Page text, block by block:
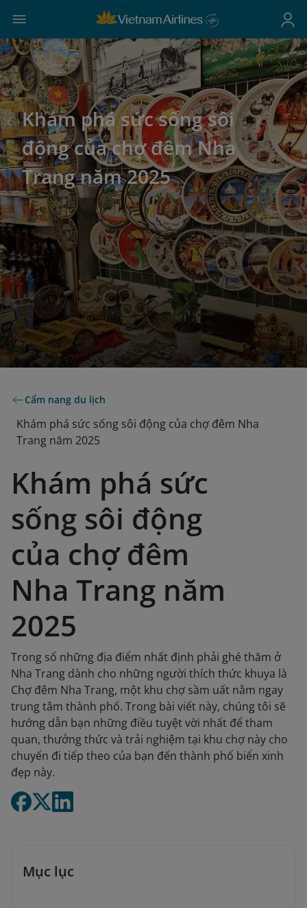
Khám phá sức sống sôi
động của chợ đêm Nha
Trang năm 2025
Cẩm nang du lịch
Khám phá sức sống sôi động của chợ đêm Nha
Trang năm 2025
Khám phá sức
sống sôi động
của chợ đêm
Nha Trang năm
2025
Trong số những địa điểm nhất định phải ghé thăm ở
Nha Trang dành cho những người thích thức khuya là
Chợ đêm Nha Trang, một khu chợ sầm uất nằm ngay
trung tâm thành phố. Trong bài viết này, chúng tôi sẽ
hướng dẫn bạn những điều tuyệt vời nhất để tham
quan, thưởng thức và trải nghiệm tại khu chợ này cho
chuyến đi tiếp theo của bạn đến thành phố biển xinh
đẹp này.
Mục lục